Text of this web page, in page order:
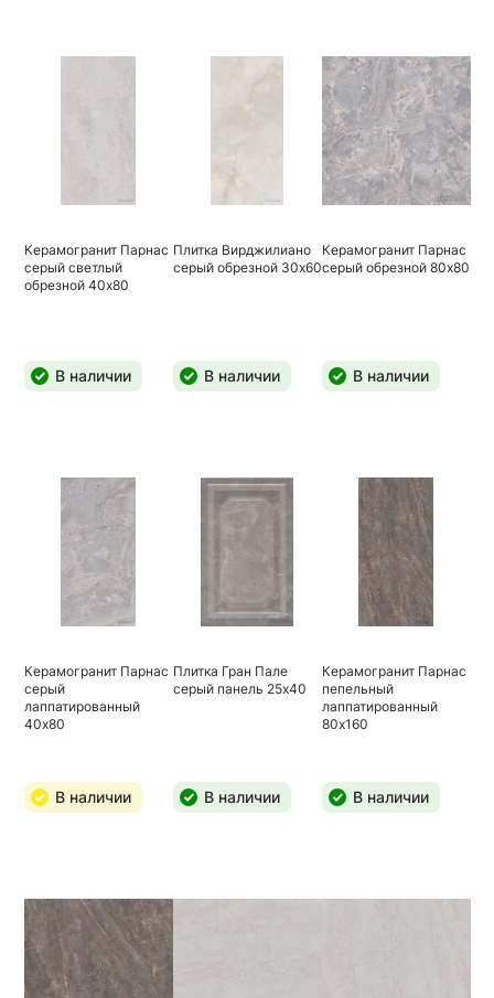
Керамогранит Парнас
серый светлый
обрезной 40х80
В наличии
Плитка Вирджилиано
серый обрезной 30х60
В наличии
Керамогранит Парнас
серый обрезной 80х80
В наличии
Керамогранит Парнас
серый
лаппатированный
40х80
В наличии
Плитка Гран Пале
серый панель 25х40
В наличии
Керамогранит Парнас
пепельный
лаппатированный
80х160
В наличии